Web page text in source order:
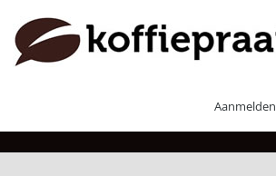
Aanmelden
Thee, thee en nog eens thee